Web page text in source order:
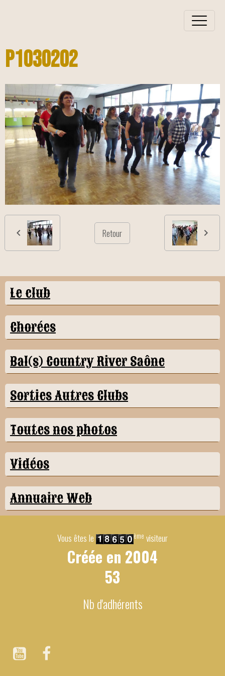
P1030202
Retour
Le club
Chorées
Bal(s) Country River Saône
Sorties Autres Clubs
Toutes nos photos
Vidéos
Annuaire Web
Vous êtes le ème visiteur
Créée en 2004
53
Nb d'adhérents